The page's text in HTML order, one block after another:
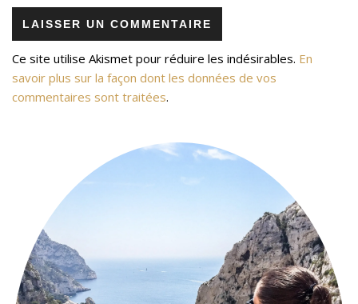
Ce site utilise Akismet pour réduire les indésirables. En
savoir plus sur la façon dont les données de vos
commentaires sont traitées.